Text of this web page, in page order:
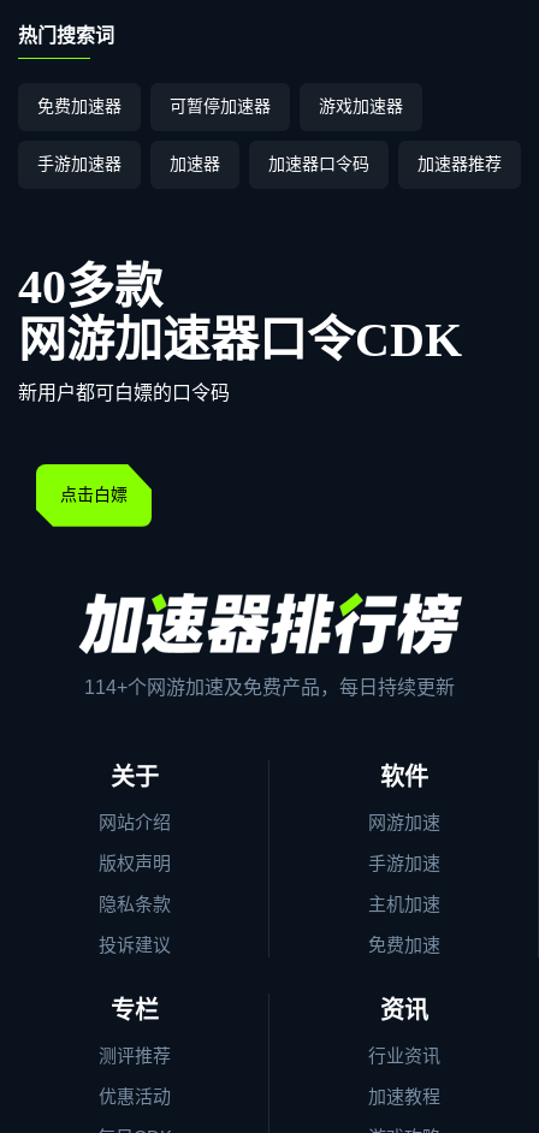
热门搜索词
免费加速器 可暂停加速器 游戏加速器
手游加速器 加速器 加速器口令码 加速器推荐
40多款
网游加速器口令CDK
新用户都可白嫖的口令码
点击白嫖
114+个网游加速及免费产品，每日持续更新
关于
网站介绍
版权声明
隐私条款
投诉建议
软件
网游加速
手游加速
主机加速
免费加速
专栏
测评推荐
优惠活动
资讯
行业资讯
加速教程